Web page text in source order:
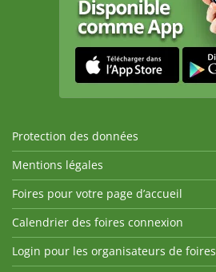
Protection des données
Mentions légales
Foires pour votre page d’accueil
Calendrier des foires connexion
Login pour les organisateurs de foires